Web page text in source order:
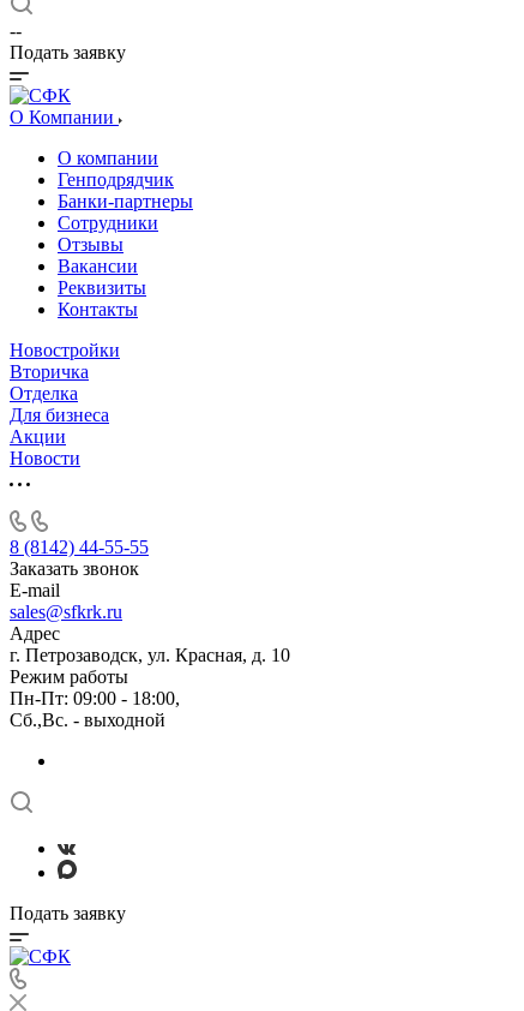
--
Подать заявку
О Компании
О компании
Генподрядчик
Банки-партнеры
Сотрудники
Отзывы
Вакансии
Реквизиты
Контакты
Новостройки
Вторичка
Отделка
Для бизнеса
Акции
Новости
8 (8142) 44-55-55
Заказать звонок
E-mail
sales@sfkrk.ru
Адрес
г. Петрозаводск, ул. Красная, д. 10
Режим работы
Пн-Пт: 09:00 - 18:00,
Сб.,Вс. - выходной
Подать заявку